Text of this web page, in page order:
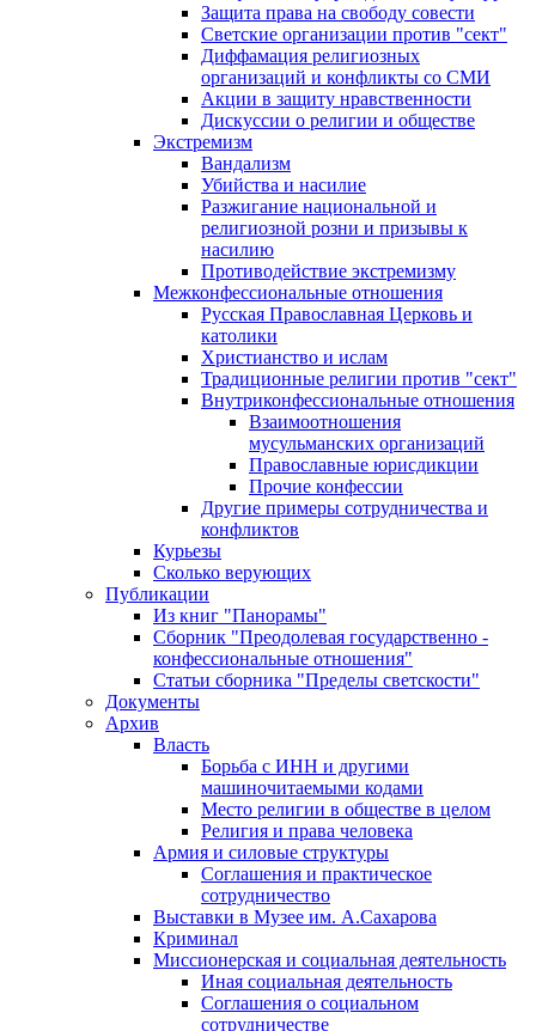
Защита права на свободу совести
Светские организации против "сект"
Диффамация религиозных
организаций и конфликты со СМИ
Акции в защиту нравственности
Дискуссии о религии и обществе
Экстремизм
Вандализм
Убийства и насилие
Разжигание национальной и
религиозной розни и призывы к
насилию
Противодействие экстремизму
Межконфессиональные отношения
Русская Православная Церковь и
католики
Христианство и ислам
Традиционные религии против "сект"
Внутриконфессиональные отношения
Взаимоотношения
мусульманских организаций
Православные юрисдикции
Прочие конфессии
Другие примеры сотрудничества и
конфликтов
Курьезы
Сколько верующих
Публикации
Из книг "Панорамы"
Сборник "Преодолевая государственно -
конфессиональные отношения"
Статьи сборника "Пределы светскости"
Документы
Архив
Власть
Борьба с ИНН и другими
машиночитаемыми кодами
Место религии в обществе в целом
Религия и права человека
Армия и силовые структуры
Соглашения и практическое
сотрудничество
Выставки в Музее им. А.Сахарова
Криминал
Миссионерская и социальная деятельность
Иная социальная деятельность
Соглашения о социальном
сотрудничестве